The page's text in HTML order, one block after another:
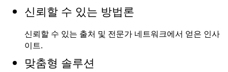
신뢰할 수 있는 방법론
신뢰할 수 있는 출처 및 전문가 네트워크에서 얻은 인사
이트.
맞춤형 솔루션